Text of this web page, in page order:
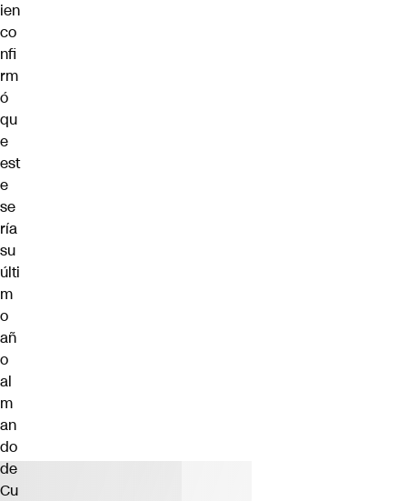
ien
co
nfi
rm
ó
qu
e
est
e
se
ría
su
últi
m
o
añ
o
al
m
an
do
de
Cu